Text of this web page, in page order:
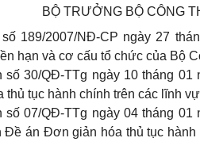
BỘ TRƯỞNG BỘ CÔNG
189/2007/NĐ-CP ngày 27
hạn và cơ cấu tổ chức của Bộ
số 30/QĐ-TTg ngày 10 tháng
tục hành chính trên các lĩnh
số 07/QĐ-TTg ngày 04 tháng
Đề án Đơn giản hóa thủ tục